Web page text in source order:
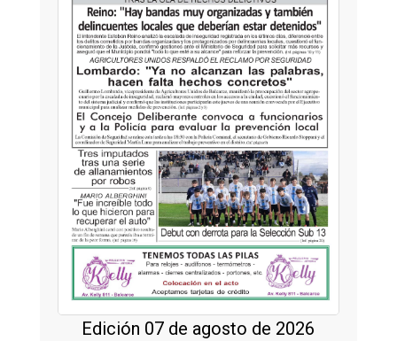
Edición 07 de agosto de 2026